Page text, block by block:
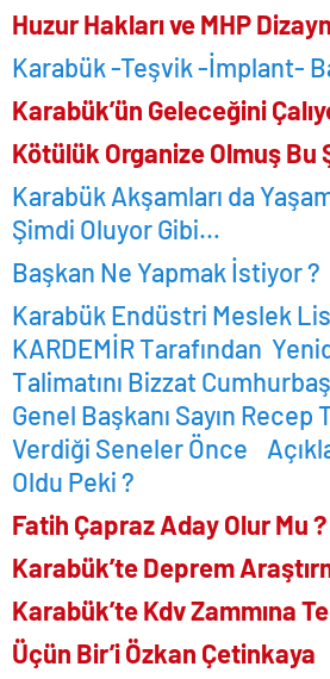
Huzur Hakları ve MHP
Karabük -Teşvik -İmplant-
Karabük’ün Geleceğini
Kötülük Organize Olmuş Bu
Karabük Akşamları da
Şimdi Oluyor Gibi…
Başkan Ne Yapmak İstiyor ?
Karabük Endüstri Meslek
KARDEMİR Tarafından
Talimatını Bizzat
Genel Başkanı Sayın Recep
Verdiği Seneler Önce
Oldu Peki ?
Fatih Çapraz Aday Olur Mu ?
Karabük’te Deprem
Karabük’te Kdv Zammına
Üçün Bir’i Özkan Çetinkaya